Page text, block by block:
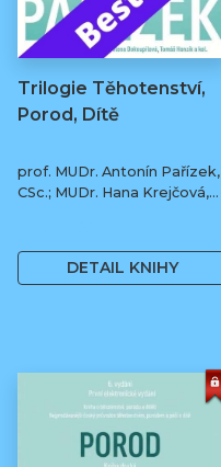
Trilogie Těhotenství,
Porod, Dítě
prof. MUDr. Antonín Pařízek,
CSc.; MUDr. Hana Krejčová,
Tomáš Honzík, Ph.D. a kol.
DETAIL KNIHY